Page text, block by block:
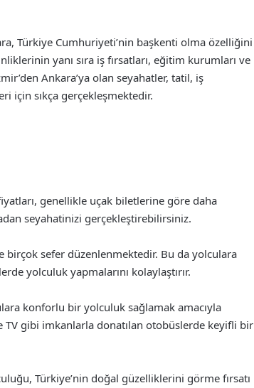
Türkiye Cumhuriyeti’nin başkenti olma özelliğini
yanı sıra iş fırsatları, eğitim kurumları ve
Ankara’ya olan seyahatler, tatil, iş
için sıkça gerçekleşmektedir.
genellikle uçak biletlerine göre daha
seyahatinizi gerçekleştirebilirsiniz.
birçok sefer düzenlenmektedir. Bu da yolculara
yolculuk yapmalarını kolaylaştırır.
konforlu bir yolculuk sağlamak amacıyla
TV gibi imkanlarla donatılan otobüslerde keyifli bir
Türkiye’nin doğal güzelliklerini görme fırsatı